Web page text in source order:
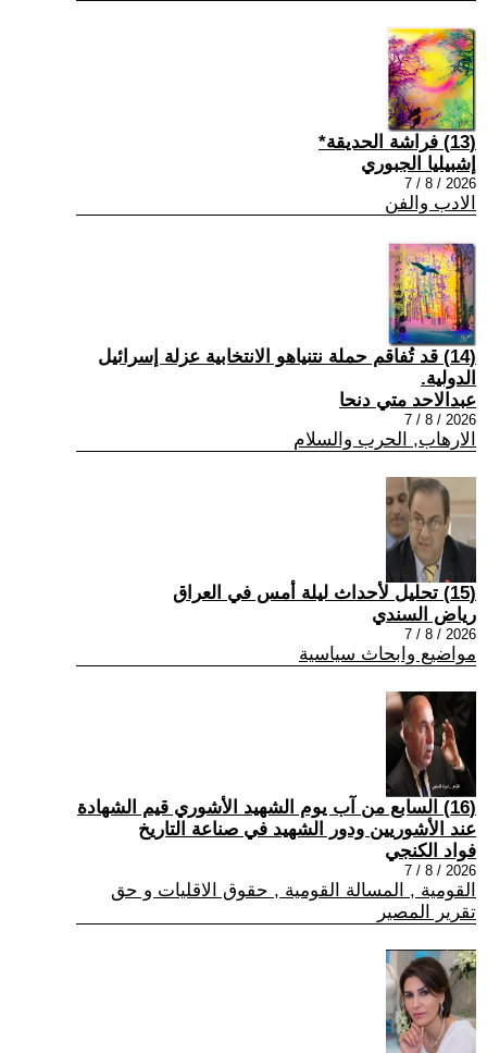
(13) فراشة الحديقة*
إشبيليا الجبوري
2026 / 8 / 7
الادب والفن
(14) قد تُفاقم حملة نتنياهو الانتخابية عزلة إسرائيل
الدولية.
عبدالاحد متي دنحا
2026 / 8 / 7
الارهاب, الحرب والسلام
(15) تحليل لأحداث ليلة أمس في العراق
رياض السندي
2026 / 8 / 7
مواضيع وابحاث سياسية
(16) السابع من آب يوم الشهيد الأشوري قيم الشهادة
عند الأشوريين ودور الشهيد في صناعة التاريخ
فواد الكنجي
2026 / 8 / 7
القومية , المسالة القومية , حقوق الاقليات و حق
تقرير المصير